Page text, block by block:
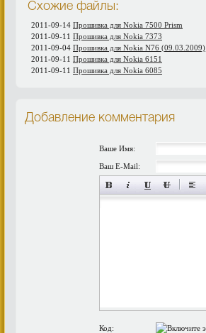
Схожие файлы:
2011-09-14 Прошивка для Nokia 7500 Prism
2011-09-11 Прошивка для Nokia 7373
2011-09-04 Прошивка для Nokia N76 (09.03.2009)
2011-09-11 Прошивка для Nokia 6151
2011-09-11 Прошивка для Nokia 6085
Добавление комментария
Ваше Имя:
Ваш E-Mail:
Код: